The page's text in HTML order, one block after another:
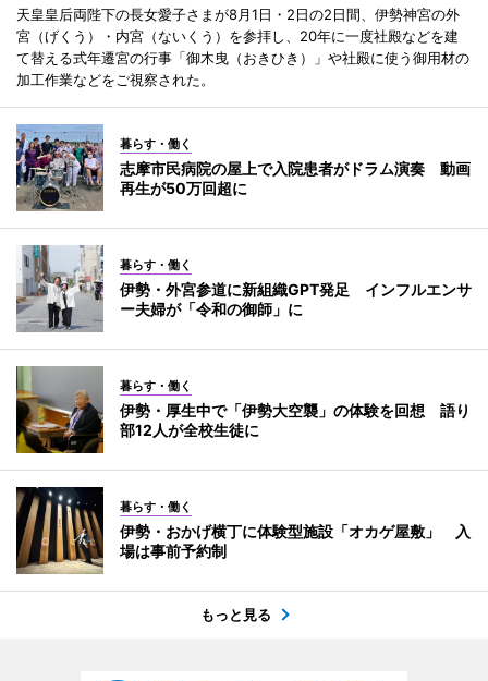
天皇皇后両陛下の長女愛子さまが8月1日・2日の2日間、伊勢神宮の外
宮（げくう）・内宮（ないくう）を参拝し、20年に一度社殿などを建
て替える式年遷宮の行事「御木曳（おきひき）」や社殿に使う御用材の
加工作業などをご視察された。
暮らす・働く
志摩市民病院の屋上で入院患者がドラム演奏 動画
再生が50万回超に
暮らす・働く
伊勢・外宮参道に新組織GPT発足 インフルエンサ
ー夫婦が「令和の御師」に
暮らす・働く
伊勢・厚生中で「伊勢大空襲」の体験を回想 語り
部12人が全校生徒に
暮らす・働く
伊勢・おかげ横丁に体験型施設「オカゲ屋敷」 入
場は事前予約制
もっと見る